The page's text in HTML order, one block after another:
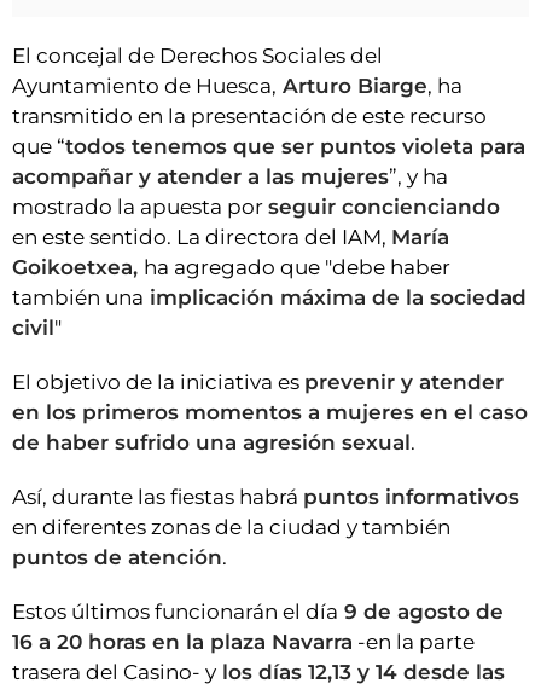
El concejal de Derechos Sociales del
Ayuntamiento de Huesca, Arturo Biarge, ha
transmitido en la presentación de este recurso
que “todos tenemos que ser puntos violeta para
acompañar y atender a las mujeres”, y ha
mostrado la apuesta por seguir concienciando
en este sentido. La directora del IAM, María
Goikoetxea, ha agregado que "debe haber
también una implicación máxima de la sociedad
civil"
El objetivo de la iniciativa es prevenir y atender
en los primeros momentos a mujeres en el caso
de haber sufrido una agresión sexual.
Así, durante las fiestas habrá puntos informativos
en diferentes zonas de la ciudad y también
puntos de atención.
Estos últimos funcionarán el día 9 de agosto de
16 a 20 horas en la plaza Navarra -en la parte
trasera del Casino- y los días 12,13 y 14 desde las